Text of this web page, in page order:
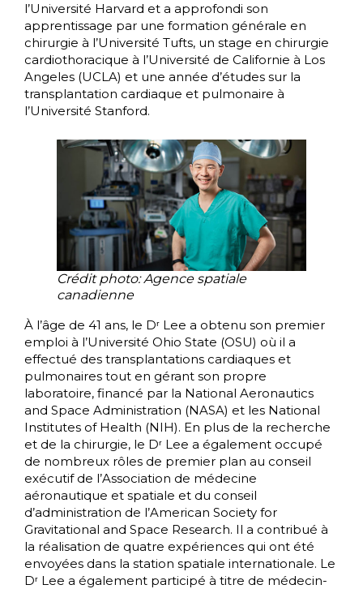
l’Université Harvard et a approfondi son
apprentissage par une formation générale en
chirurgie à l’Université Tufts, un stage en chirurgie
cardiothoracique à l’Université de Californie à Los
Angeles (UCLA) et une année d’études sur la
transplantation cardiaque et pulmonaire à
l’Université Stanford.
Crédit photo: Agence spatiale
canadienne
À l’âge de 41 ans, le Dʳ Lee a obtenu son premier
emploi à l’Université Ohio State (OSU) où il a
effectué des transplantations cardiaques et
pulmonaires tout en gérant son propre
laboratoire, financé par la National Aeronautics
and Space Administration (NASA) et les National
Institutes of Health (NIH). En plus de la recherche
et de la chirurgie, le Dʳ Lee a également occupé
de nombreux rôles de premier plan au conseil
exécutif de l’Association de médecine
aéronautique et spatiale et du conseil
d’administration de l’American Society for
Gravitational and Space Research. Il a contribué à
la réalisation de quatre expériences qui ont été
envoyées dans la station spatiale internationale. Le
Dʳ Lee a également participé à titre de médecin-